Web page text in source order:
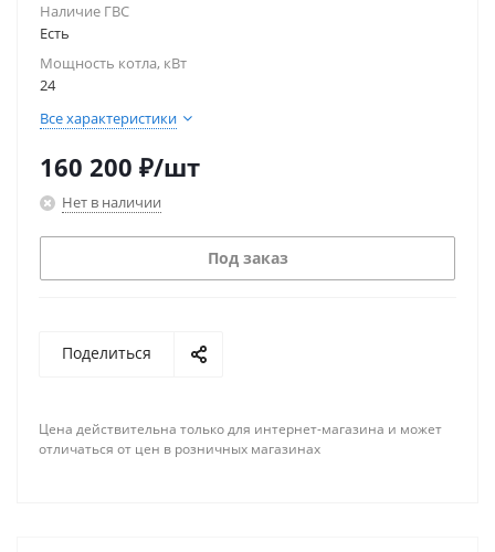
Наличие ГВС
Есть
Мощность котла, кВт
24
Все характеристики
160 200 ₽/шт
Нет в наличии
Под заказ
Поделиться
Цена действительна только для интернет-магазина и может
отличаться от цен в розничных магазинах